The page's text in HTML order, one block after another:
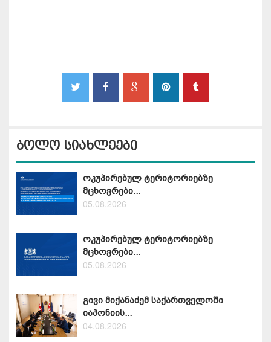
ბოლო სიახლეები
ოკუპირებულ ტერიტორიებზე
მცხოვრები...
05.08.2026
ოკუპირებულ ტერიტორიებზე
მცხოვრები...
05.08.2026
გივი მიქანაძემ საქართველოში
იაპონიის...
04.08.2026